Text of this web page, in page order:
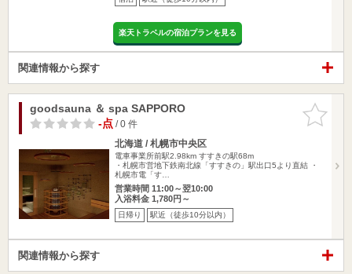
楽天トラベルの宿泊プランを見る
関連情報から探す
お気に入
りに追加
goodsauna ＆ spa SAPPORO
-点/ 0 件
北海道 / 札幌市中央区
電車事業所前駅2.98km すすきの駅68m
・札幌市営地下鉄南北線「すすきの」駅出口5より直結 ・
札幌市電「す…
営業時間 11:00～翌10:00
入浴料金 1,780円～
日帰り 駅近（徒歩10分以内）
関連情報から探す